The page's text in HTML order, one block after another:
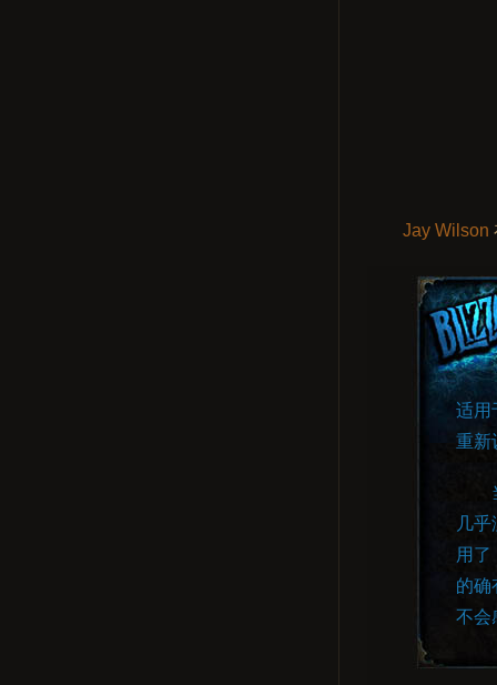
Jay Wilson
适用
重新
几
用
的确
不会